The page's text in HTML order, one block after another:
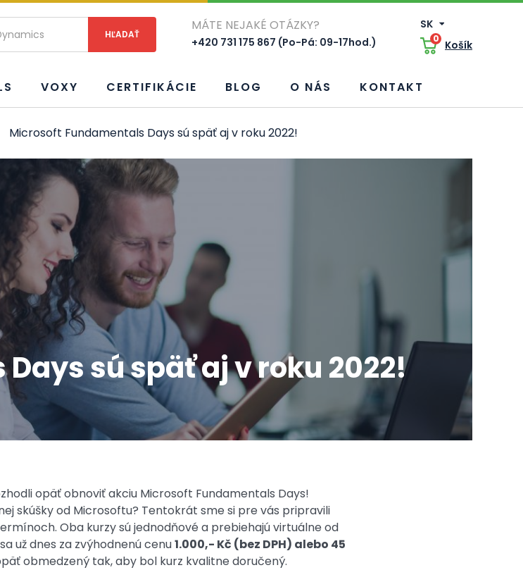
MÁTE NEJAKÉ OTÁZKY?
+420 731 175 867 (Po-Pá: 09-17hod.)
SK
0 Košík
VOXY CERTIFIKÁCIE BLOG O NÁS KONTAKT
Microsoft Fundamentals Days sú späť aj v roku 2022!
sú späť aj v roku 2022!
opäť obnoviť akciu Microsoft Fundamentals Days!
skúšky od Microsoftu? Tentokrát sme si pre vás pripravili
Oba kurzy sú jednodňové a prebiehajú virtuálne od
už dnes za zvýhodnenú cenu1.000,- Kč (bez DPH) alebo 45
obmedzený tak, aby bol kurz kvalitne doručený.